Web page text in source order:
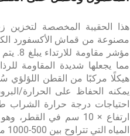
هذا الحقيبة المخصصة لتخزين
مؤشر
مما يجعلها شديدة المقاومة